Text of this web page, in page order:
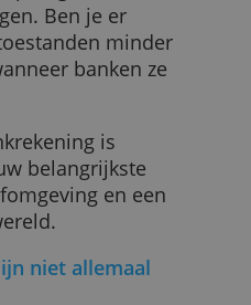
verschil naar welke
geld – jouw geld –
bedrijven die het
veroorzaken
behandelen? Wordt
uitgebuit? Daar
Ben je er
minder
wanneer banken ze